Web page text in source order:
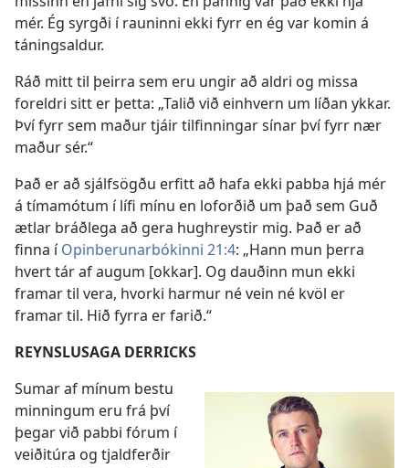
mér. Ég syrgði í rauninni ekki fyrr en ég var komin á
táningsaldur.
Ráð mitt til þeirra sem eru ungir að aldri og missa
foreldri sitt er þetta: „Talið við einhvern um líðan ykkar.
Því fyrr sem maður tjáir tilfinningar sínar því fyrr nær
maður sér.“
Það er að sjálfsögðu erfitt að hafa ekki pabba hjá mér
á tímamótum í lífi mínu en loforðið um það sem Guð
ætlar bráðlega að gera hughreystir mig. Það er að
finna íOpinberunarbókinni 21:4: „Hann mun þerra
hvert tár af augum [okkar]. Og dauðinn mun ekki
framar til vera, hvorki harmur né vein né kvöl er
framar til. Hið fyrra er farið.“
REYNSLUSAGA DERRICKS
Sumar af mínum bestu
minningum eru frá því
þegar við pabbi fórum í
veiðitúra og tjaldferðir